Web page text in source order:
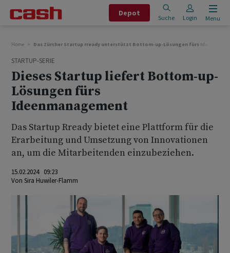
Depot
Suche Login Menu
Home Das Zürcher Startup rready unterstützt Bottom-up-Lösungen fürs
STARTUP-SERIE
Dieses Startup liefert Bottom-up-
Lösungen fürs
Ideenmanagement
Das Startup Rready bietet eine Plattform für die
Erarbeitung und Umsetzung von Innovationen
an, um die Mitarbeitenden einzubeziehen.
15.02.2024 09:23
Von Sira Huwiler-Flamm